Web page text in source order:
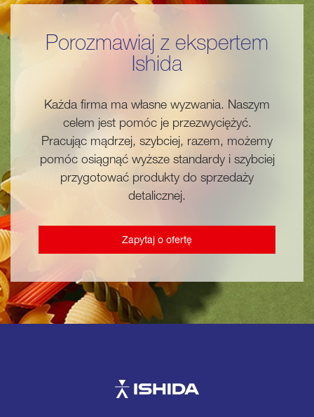
Porozmawiaj z ekspertem
Ishida
Każda firma ma własne wyzwania. Naszym
celem jest pomóc je przezwyciężyć.
Pracując mądrzej, szybciej, razem, możemy
pomóc osiągnąć wyższe standardy i szybciej
przygotować produkty do sprzedaży
detalicznej.
Zapytaj o ofertę